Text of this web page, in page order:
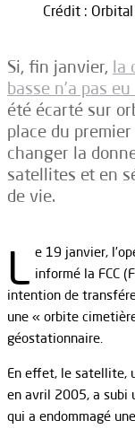
Crédit : Orbital
Si, fin janvier, la
basse n’a pas
été écarté sur
place du
changer la
satellites et en
de vie.
L e 19 janvier,
informé la FCC
intention de
une « orbite
géostationnaire.
En effet, le satellite,
en avril 2005, a subi
qui a endommagé